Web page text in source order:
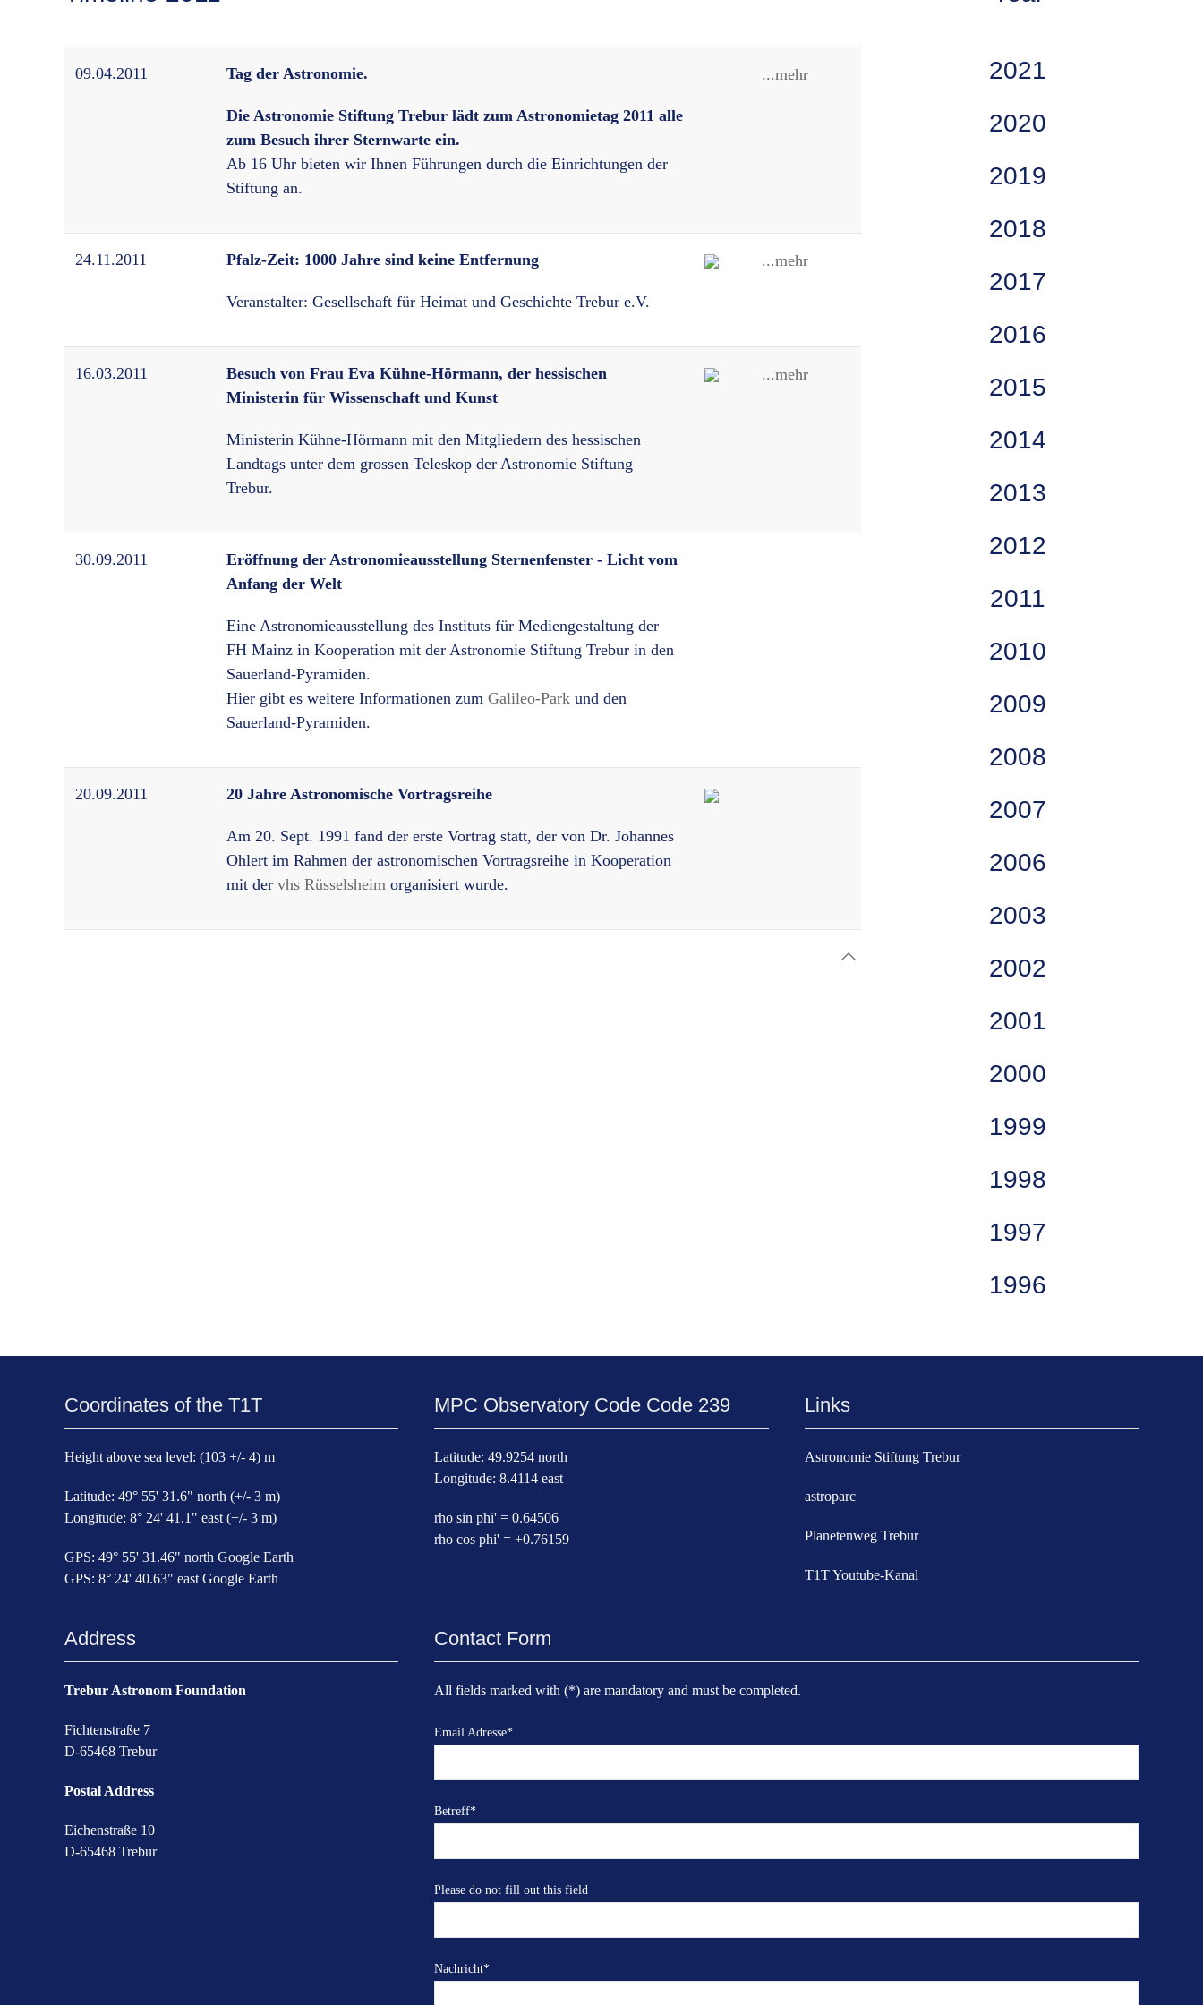
09.04.2011 Tag der Astronomie.
Die Astronomie Stiftung Trebur lädt zum Astronomietag 2011 alle
zum Besuch ihrer Sternwarte ein.
Ab 16 Uhr bieten wir Ihnen Führungen durch die Einrichtungen der
Stiftung an.
...mehr
24.11.2011 Pfalz-Zeit: 1000 Jahre sind keine Entfernung
Veranstalter: Gesellschaft für Heimat und Geschichte Trebur e.V.
...mehr
16.03.2011
Besuch von Frau Eva Kühne-Hörmann, der hessischen
Ministerin für Wissenschaft und Kunst
Ministerin Kühne-Hörmann mit den Mitgliedern des hessischen
Landtags unter dem grossen Teleskop der Astronomie Stiftung
Trebur.
...mehr
30.09.2011
Eröffnung der Astronomieausstellung Sternenfenster - Licht vom
Anfang der Welt
Eine Astronomieausstellung des Instituts für Mediengestaltung der
FH Mainz in Kooperation mit der Astronomie Stiftung Trebur in den
Sauerland-Pyramiden.
Hier gibt es weitere Informationen zum Galileo-Park und den
Sauerland-Pyramiden.
20.09.2011 20 Jahre Astronomische Vortragsreihe
Am 20. Sept. 1991 fand der erste Vortrag statt, der von Dr. Johannes
Ohlert im Rahmen der astronomischen Vortragsreihe in Kooperation
mit der vhs Rüsselsheim organisiert wurde.
2021
2020
2019
2018
2017
2016
2015
2014
2013
2012
2011
2010
2009
2008
2007
2006
2003
2002
2001
2000
1999
1998
1997
1996
Coordinates of the T1T
Height above sea level: (103 +/- 4) m
Latitude: 49° 55' 31.6" north (+/- 3 m)
Longitude: 8° 24' 41.1" east (+/- 3 m)
GPS: 49° 55' 31.46" north Google Earth
GPS: 8° 24' 40.63" east Google Earth
MPC Observatory Code Code 239
Latitude: 49.9254 north
Longitude: 8.4114 east
rho sin phi' = 0.64506
rho cos phi' = +0.76159
Links
Astronomie Stiftung Trebur
astroparc
Planetenweg Trebur
T1T Youtube-Kanal
Address
Trebur Astronom Foundation
Fichtenstraße 7
D-65468 Trebur
Postal Address
Eichenstraße 10
D-65468 Trebur
Contact Form
All fields marked with (*) are mandatory and must be completed.
Email Adresse*
Betreff*
Please do not fill out this field
Nachricht*